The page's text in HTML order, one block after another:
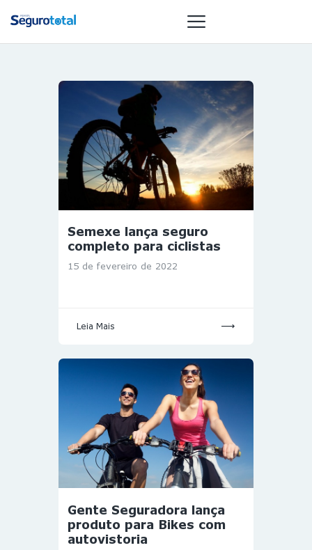
NOTÍCIAS
REVISTA
ESPECIAIS
GAIVOTA DE
OURO
ST SUMMIT
GESTORAS
HOMEST
Semexe lança seguro
completo para ciclistas
15 de fevereiro de 2022
Leia Mais
Gente Seguradora lança
produto para Bikes com
autovistoria